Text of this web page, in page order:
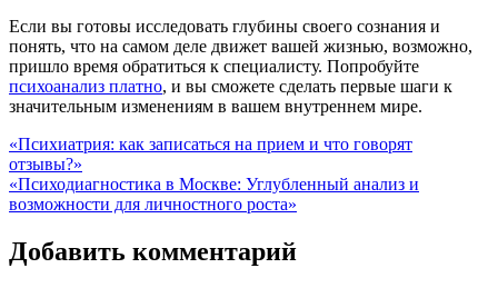
Если вы готовы исследовать глубины своего сознания и
понять, что на самом деле движет вашей жизнью, возможно,
пришло время обратиться к специалисту. Попробуйте
психоанализ платно, и вы сможете сделать первые шаги к
значительным изменениям в вашем внутреннем мире.
Навигация
по
записям
«Психиатрия: как записаться на прием и что говорят
отзывы?»
«Психодиагностика в Москве: Углубленный анализ и
возможности для личностного роста»
Добавить комментарий